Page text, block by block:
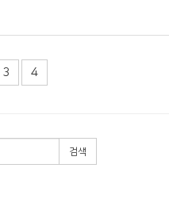
3 4
검색